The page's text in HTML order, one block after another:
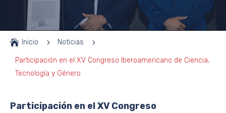
 Inicio 5 Noticias 5
Participación en el XV Congreso Iberoamericano de Ciencia,
Tecnología y Género
Participación en el XV Congreso